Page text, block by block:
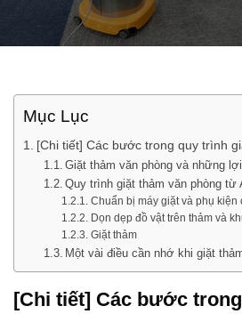
Mục Lục
[Chi tiết] Các bước trong quy trình
Giặt thảm văn phòng và những
Quy trình giặt thảm văn phòng từ
Chuẩn bị máy giặt và phụ kiện
Dọn dẹp đồ vật trên thảm và
Giặt thảm
Một vài điều cần nhớ khi giặt
[Chi tiết] Các bước